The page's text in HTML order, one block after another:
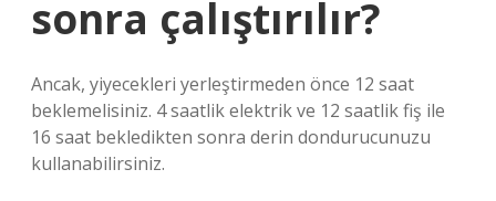
sonra çalıştırılır?
Ancak, yiyecekleri yerleştirmeden önce 12 saat
beklemelisiniz. 4 saatlik elektrik ve 12 saatlik fiş ile
16 saat bekledikten sonra derin dondurucunuzu
kullanabilirsiniz.